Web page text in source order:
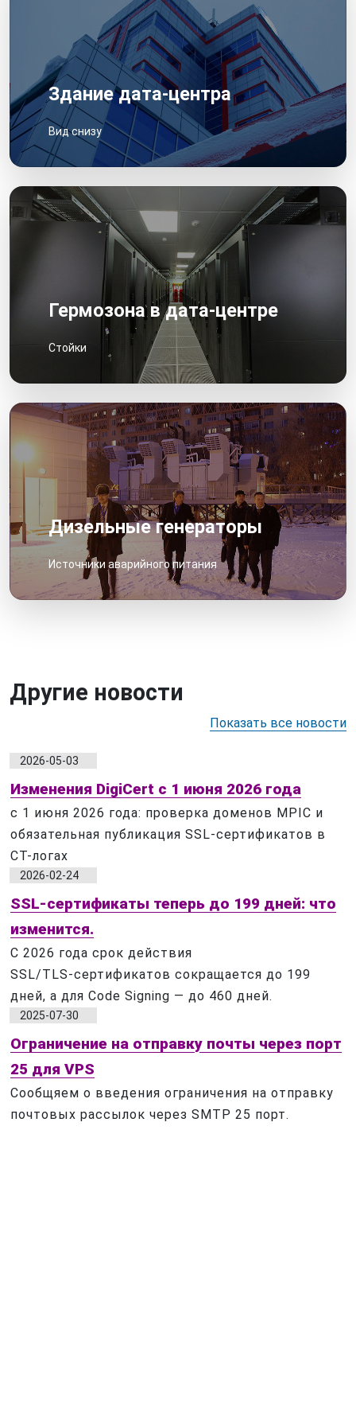
Здание дата-центра
Вид снизу
Гермозона в дата-центре
Стойки
Дизельные генераторы
Источники аварийного питания
Другие новости
Показать все новости
2026-05-03
Изменения DigiCert с 1 июня 2026 года
с 1 июня 2026 года: проверка доменов MPIC и
обязательная публикация SSL-сертификатов в
CT-логах
2026-02-24
SSL‑сертификаты теперь до 199 дней: что
изменится.
С 2026 года срок действия
SSL/TLS‑сертификатов сокращается до 199
дней, а для Code Signing — до 460 дней.
2025-07-30
Ограничение на отправку почты через порт
25 для VPS
Сообщяем о введения ограничения на отправку
почтовых рассылок через SMTP 25 порт.